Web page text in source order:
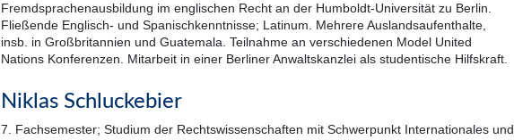
Fremdsprachenausbildung im englischen Recht an der Humboldt-Universität zu Berlin.
Fließende Englisch- und Spanischkenntnisse; Latinum. Mehrere Auslandsaufenthalte,
insb. in Großbritannien und Guatemala. Teilnahme an verschiedenen Model United
Nations Konferenzen. Mitarbeit in einer Berliner Anwaltskanzlei als studentische Hilfskraft.
Niklas Schluckebier
7. Fachsemester; Studium der Rechtswissenschaften mit Schwerpunkt Internationales und